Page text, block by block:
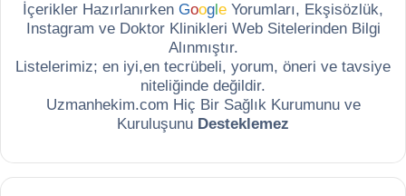
İçerikler Hazırlanırken Goog e Yorumları, Ekşisözlük,
Instagram ve Doktor Klinikleri Web Sitelerinden Bilgi
Alınmıştır.
Listelerimiz; en iyi,en tecrübeli, yorum, öneri ve tavsiye
niteliğinde değildir.
Uzmanhekim.com Hiç Bir Sağlık Kurumunu ve
Kuruluşunu Desteklemez